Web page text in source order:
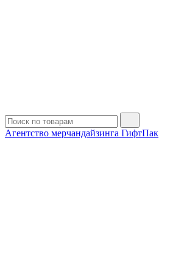
Агентство мерчандайзинга ГифтПак